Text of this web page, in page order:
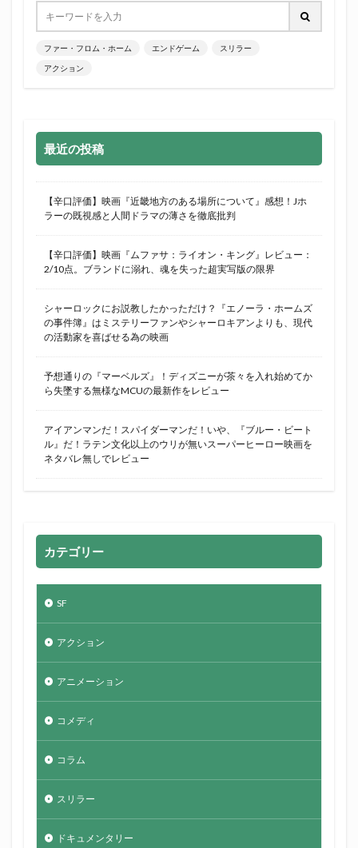
ファー・フロム・ホーム エンドゲーム スリラー
アクション
最近の投稿
【辛口評価】映画『近畿地方のある場所について』感想！Jホ
ラーの既視感と人間ドラマの薄さを徹底批判
【辛口評価】映画『ムファサ：ライオン・キング』レビュー：
2/10点。ブランドに溺れ、魂を失った超実写版の限界
シャーロックにお説教したかっただけ？『エノーラ・ホームズ
の事件簿』はミステリーファンやシャーロキアンよりも、現代
の活動家を喜ばせる為の映画
予想通りの『マーベルズ』！ディズニーが茶々を入れ始めてか
ら失墜する無様なMCUの最新作をレビュー
アイアンマンだ！スパイダーマンだ！いや、『ブルー・ビート
ル』だ！ラテン文化以上のウリが無いスーパーヒーロー映画を
ネタバレ無しでレビュー
カテゴリー
SF
アクション
アニメーション
コメディ
コラム
スリラー
ドキュメンタリー